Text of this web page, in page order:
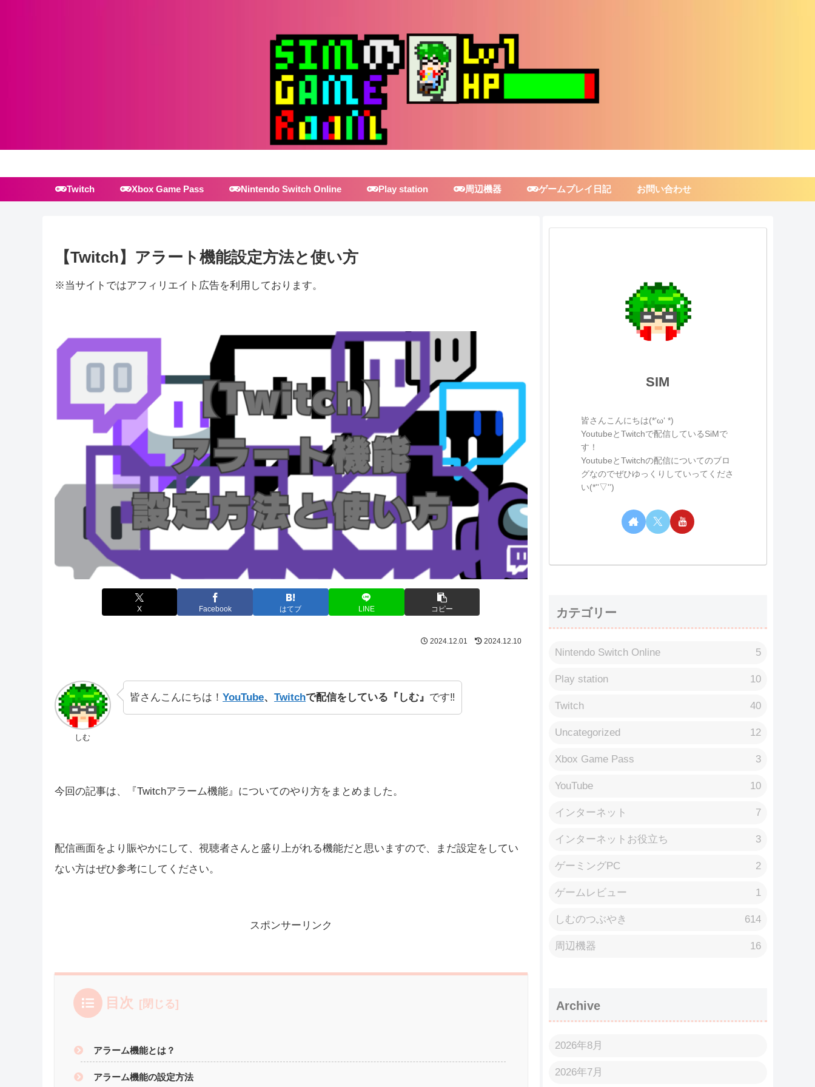
Twitch Xbox Game Pass Nintendo Switch Online Play station 周辺機器 ゲームプレイ日記 お問い合わせ
【Twitch】アラート機能設定方法と使い方
※当サイトではアフィリエイト広告を利用しております。
X Facebook はてブ LINE コピー
2024.12.01 2024.12.10
皆さんこんにちは！
今回の記事は、『Twitchアラーム機能』についてのやり方をまとめました。
ない方はぜひ参考にしてください。
SIM
皆さんこんにちは(*‘ω‘ *)
YoutubeとTwitchで配信しているSiMで
す！
YoutubeとTwitchの配信についてのブロ
グなのでぜひゆっくりしていってくださ
い(*''▽'')
カテゴリー
Nintendo Switch Online 5
Play station 10
Twitch 40
Uncategorized 12
Xbox Game Pass 3
YouTube 10
インターネット 7
インターネットお役立ち 3
ゲーミングPC 2
ゲームレビュー 1
しむのつぶやき 614
周辺機器 16
Archive
2026年8月
2026年7月